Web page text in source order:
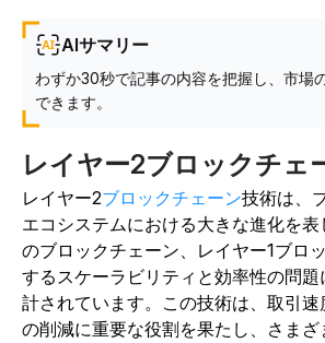
AIサマリー
わずか30秒で記事の内容を把握し、市場
できます。
レイヤー2ブロックチェ
レイヤー2ブロックチェーン技術は、
エコシステムにおける大きな進化を
のブロックチェーン、レイヤー1ブロ
するスケーラビリティと効率性の問
計されています。この技術は、取引速
の削減に重要な役割を果たし、さまざ